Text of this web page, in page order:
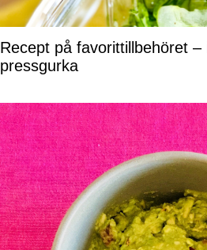
Recept på favorittillbehöret –
pressgurka